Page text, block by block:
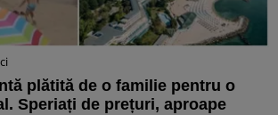
plătită de o familie pentru o
Speriați de prețuri, aproape